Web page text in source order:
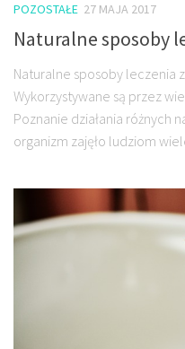
POZOSTAŁE 27 MAJA 2017
Naturalne sposoby
Naturalne sposoby leczenia
Wykorzystywane są przez
Poznanie działania różnych
organizm zajęło ludziom